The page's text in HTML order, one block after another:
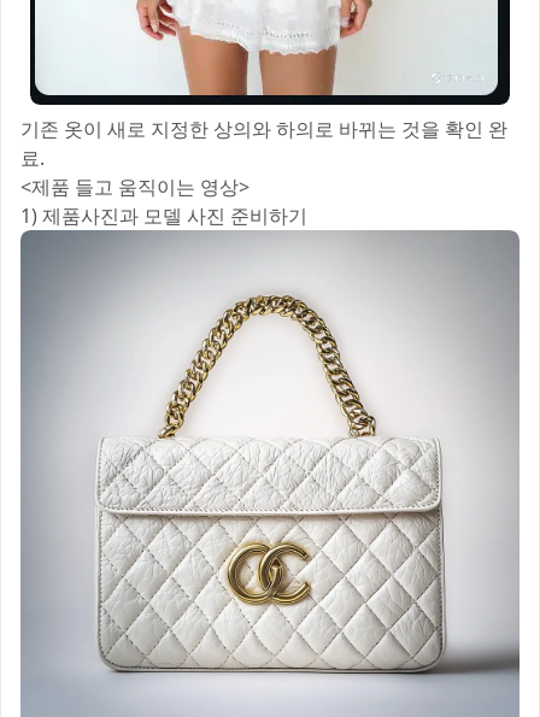
기존 옷이 새로 지정한 상의와 하의로 바뀌는 것을 확인 완
료.
<제품 들고 움직이는 영상>
1) 제품사진과 모델 사진 준비하기